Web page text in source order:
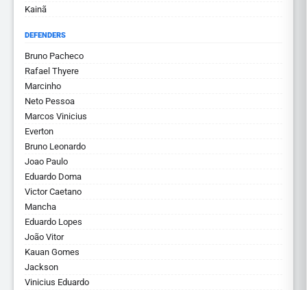
Kainã
DEFENDERS
Bruno Pacheco
Rafael Thyere
Marcinho
Neto Pessoa
Marcos Vinicius
Everton
Bruno Leonardo
Joao Paulo
Eduardo Doma
Victor Caetano
Mancha
Eduardo Lopes
João Vitor
Kauan Gomes
Jackson
Vinicius Eduardo